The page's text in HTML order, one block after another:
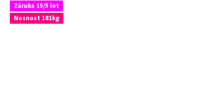
Záruka 15/5 let
Nosnost 181kg